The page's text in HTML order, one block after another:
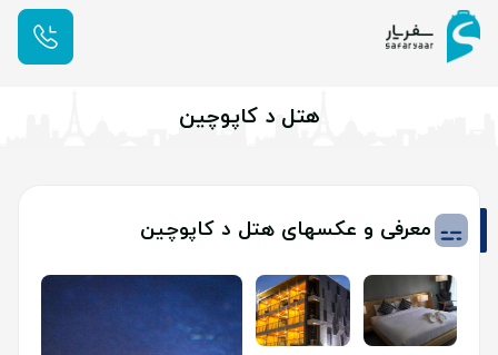
هتل د کاپوچین
معرفی و عکسهای هتل د کاپوچین